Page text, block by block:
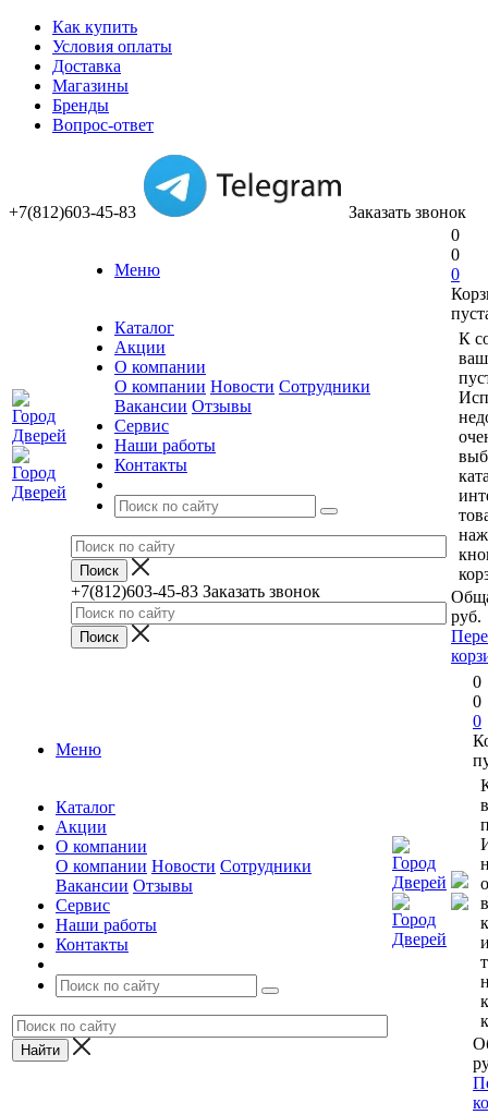
Как купить
Условия оплаты
Доставка
Магазины
Бренды
Вопрос-ответ
+7(812)603-45-83 Заказать звонок
Меню
Каталог
Акции
О компании
О компании Новости Сотрудники
Вакансии Отзывы
Сервис
Наши работы
Контакты
+7(812)603-45-83 Заказать звонок
0
0
0
К
руб.
Меню
Каталог
Акции
О компании
О компании Новости Сотрудники
Вакансии Отзывы
Сервис
Наши работы
Контакты
0
0
0